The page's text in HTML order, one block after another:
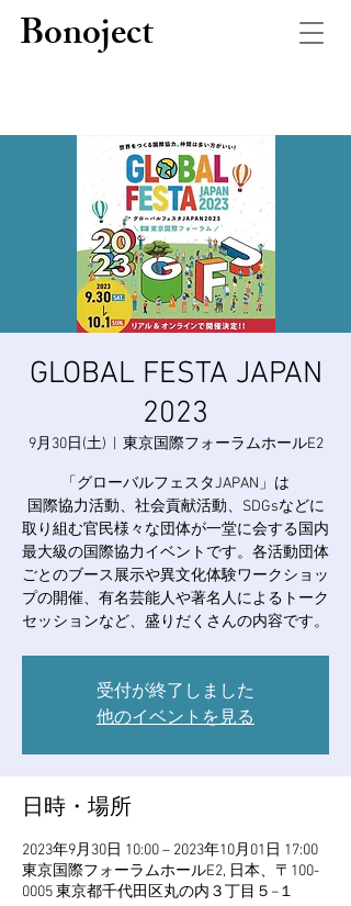
Bonoject
GLOBAL FESTA JAPAN
2023
9月30日(土) 東京国際フォーラムホールE2
「グローバルフェスタJAPAN」は
国際協力活動、社会貢献活動、SDGsなどに
取り組む官民様々な団体が一堂に会する国内
最大級の国際協力イベントです。各活動団体
ごとのブース展示や異文化体験ワークショッ
プの開催、有名芸能人や著名人によるトーク
セッションなど、盛りだくさんの内容です。
受付が終了しました
他のイベントを見る
日時・場所
2023年9月30日 10:00 – 2023年10月01日 17:00
東京国際フォーラムホールE2, 日本、〒100-
0005 東京都千代田区丸の内３丁目５−１